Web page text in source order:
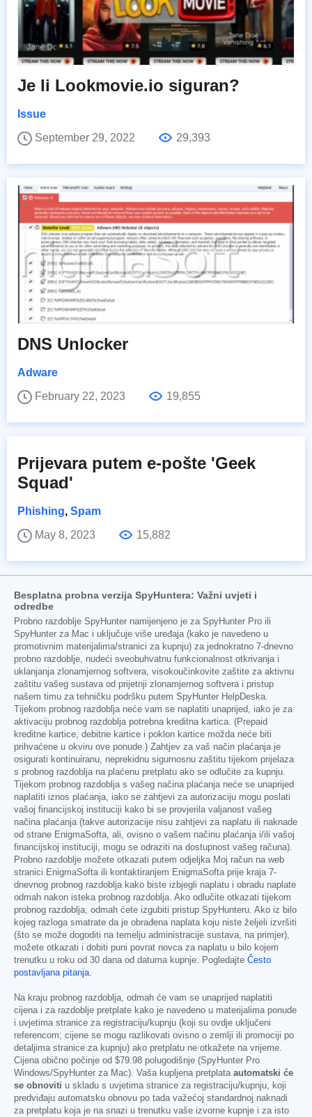
Je li Lookmovie.io siguran?
Issue
September 29, 2022
29,393
DNS Unlocker
Adware
February 22, 2023
19,855
Prijevara putem e-pošte 'Geek
Squad'
Phishing, Spam
May 8, 2023
15,882
Besplatna probna verzija SpyHuntera: Važni uvjeti i
odredbe
Probno razdoblje SpyHunter namijenjeno je za SpyHunter Pro ili
SpyHunter za Mac i uključuje više uređaja (kako je navedeno u
promotivnim materijalima/stranici za kupnju) za jednokratno 7-dnevno
probno razdoblje, nudeći sveobuhvatnu funkcionalnost otkrivanja i
uklanjanja zlonamjernog softvera, visokoučinkovite zaštite za aktivnu
zaštitu vašeg sustava od prijetnji zlonamjernog softvera i pristup
našem timu za tehničku podršku putem SpyHunter HelpDeska.
Tijekom probnog razdoblja neće vam se naplatiti unaprijed, iako je za
aktivaciju probnog razdoblja potrebna kreditna kartica. (Prepaid
kreditne kartice, debitne kartice i poklon kartice možda neće biti
prihvaćene u okviru ove ponude.) Zahtjev za vaš način plaćanja je
osigurati kontinuiranu, neprekidnu sigurnosnu zaštitu tijekom prijelaza
s probnog razdoblja na plaćenu pretplatu ako se odlučite za kupnju.
Tijekom probnog razdoblja s vašeg načina plaćanja neće se unaprijed
naplatiti iznos plaćanja, iako se zahtjevi za autorizaciju mogu poslati
vašoj financijskoj instituciji kako bi se provjerila valjanost vašeg
načina plaćanja (takve autorizacije nisu zahtjevi za naplatu ili naknade
od strane EnigmaSofta, ali, ovisno o vašem načinu plaćanja i/ili vašoj
financijskoj instituciji, mogu se odraziti na dostupnost vašeg računa).
Probno razdoblje možete otkazati putem odjeljka Moj račun na web
stranici EnigmaSofta ili kontaktiranjem EnigmaSofta prije kraja 7-
dnevnog probnog razdoblja kako biste izbjegli naplatu i obradu naplate
odmah nakon isteka probnog razdoblja. Ako odlučite otkazati tijekom
probnog razdoblja, odmah ćete izgubiti pristup SpyHunteru. Ako iz bilo
kojeg razloga smatrate da je obrađena naplata koju niste željeli izvršiti
(što se može dogoditi na temelju administracije sustava, na primjer),
možete otkazati i dobiti puni povrat novca za naplatu u bilo kojem
trenutku u roku od 30 dana od datuma kupnje. Pogledajte Često
postavljana pitanja
Na kraju probnog razdoblja, odmah će vam se unaprijed naplatiti
cijena i za razdoblje pretplate kako je navedeno u materijalima ponude
i uvjetima stranice za registraciju/kupnju (koji su ovdje uključeni
referencom; cijene se mogu razlikovati ovisno o zemlji ili promociji po
detaljima stranice za kupnju) ako pretplatu ne otkažete na vrijeme.
Cijena obično počinje od $79.98 polugodišnje (SpyHunter Pro
Windows/SpyHunter za Mac). Vaša kupljena pretplata automatski će
se obnoviti u skladu s uvjetima stranice za registraciju/kupnju, koji
predviđaju automatsku obnovu po tada važećoj standardnoj naknadi
za pretplatu koja je na snazi u trenutku vaše izvorne kupnje i za isto